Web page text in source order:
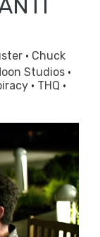
· Chuck
Studios ·
· THQ ·